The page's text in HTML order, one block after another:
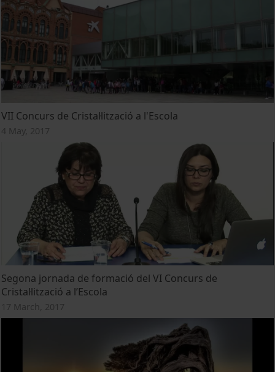
VII Concurs de Cristal·lització a l'Escola
4 May, 2017
Segona jornada de formació del VI Concurs de
Cristal·lització a l’Escola
17 March, 2017